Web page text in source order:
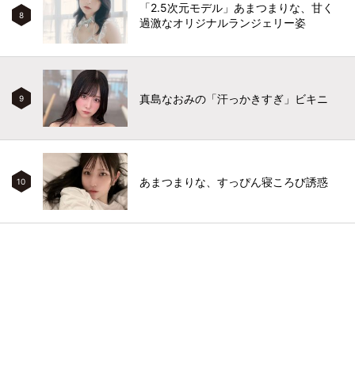
8
「2.5次元モデル」あまつまりな、甘く
過激なオリジナルランジェリー姿
9 真島なおみの「汗っかきすぎ」ビキニ
10 あまつまりな、すっぴん寝ころび誘惑